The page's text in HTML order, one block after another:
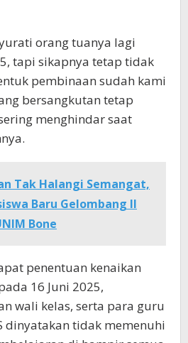
orang tuanya lagi
tapi sikapnya tetap tidak
pembinaan sudah kami
bersangkutan tetap
menghindar saat
Tak Halangi Semangat,
Baru Gelombang II
Bone
penentuan kenaikan
16 Juni 2025,
wali kelas, serta para guru
dinyatakan tidak memenuhi